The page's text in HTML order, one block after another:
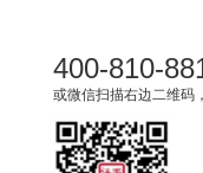
400-810-
或微信扫描右边二维码